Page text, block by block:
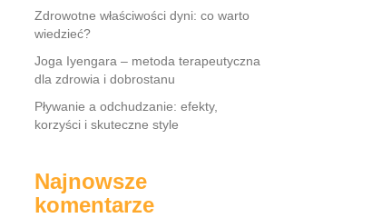
Zdrowotne właściwości dyni: co warto
wiedzieć?
Joga Iyengara – metoda terapeutyczna
dla zdrowia i dobrostanu
Pływanie a odchudzanie: efekty,
korzyści i skuteczne style
Najnowsze
komentarze